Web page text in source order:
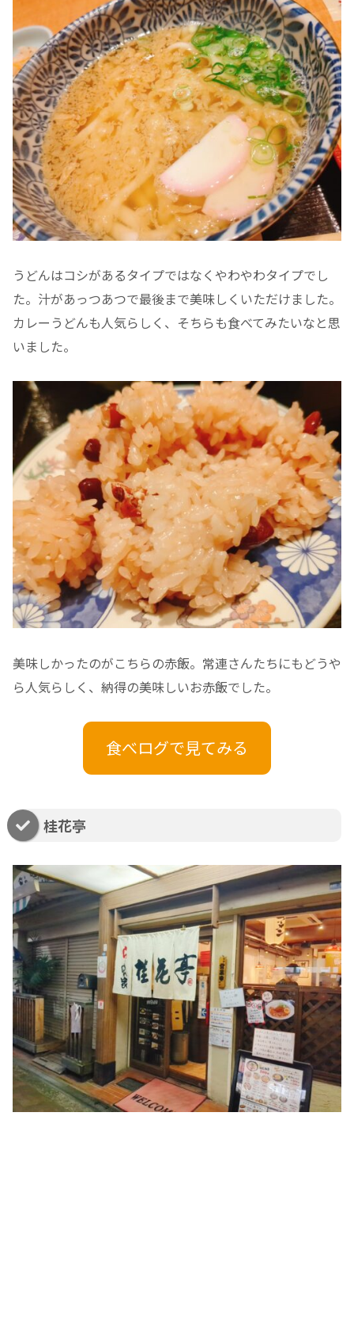
うどんはコシがあるタイプではなくやわやわタイプでし
た。汁があっつあつで最後まで美味しくいただけました。
カレーうどんも人気らしく、そちらも食べてみたいなと思
いました。
美味しかったのがこちらの赤飯。常連さんたちにもどうや
ら人気らしく、納得の美味しいお赤飯でした。
食べログで見てみる
桂花亭